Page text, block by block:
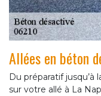
Allées en béton
Du préparatif
sur votre allé à La